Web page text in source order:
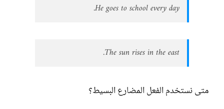
He goes to school every day.
The sun rises in the east.
متى نستخدم الفعل المضارع البسيط؟